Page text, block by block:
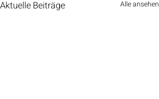
Aktuelle Beiträge Alle ansehen